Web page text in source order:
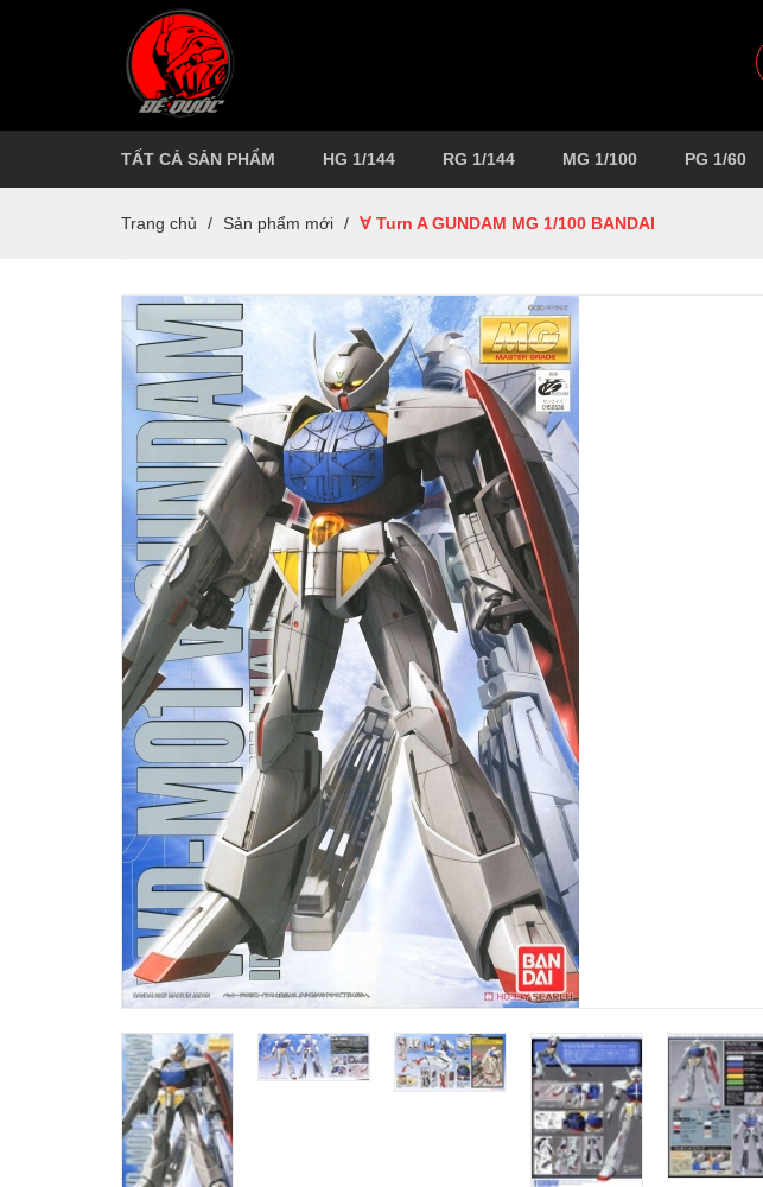
TẤT CẢ SẢN PHẨM HG 1/144 RG 1/144 MG 1/100 PG 1/60
Trang chủ / Sản phẩm mới / ∀ Turn A GUNDAM MG 1/100 BANDAI